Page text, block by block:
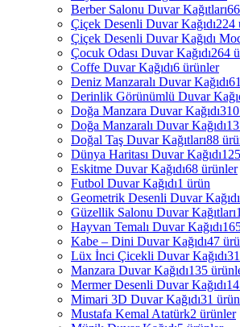
Berber Salonu Duvar Kağıtları
Çiçek Desenli Duvar Kağıdı224
Çiçek Desenli Duvar Kağıdı
Çocuk Odası Duvar Kağıdı264
Coffe Duvar Kağıdı6 ürünler
Deniz Manzaralı Duvar Kağıdı
Derinlik Görünümlü Duvar
Doğa Manzara Duvar Kağıdı
Doğa Manzaralı Duvar Kağıdı
Doğal Taş Duvar Kağıtları88
Dünya Haritası Duvar Kağıdı
Eskitme Duvar Kağıdı68 ürünler
Futbol Duvar Kağıdı1 ürün
Geometrik Desenli Duvar Kağıdı
Güzellik Salonu Duvar Kağıtları
Hayvan Temalı Duvar Kağıdı
Kabe – Dini Duvar Kağıdı47
Lüx İnci Çicekli Duvar Kağıdı
Manzara Duvar Kağıdı135
Mermer Desenli Duvar Kağıdı
Mimari 3D Duvar Kağıdı31
Mustafa Kemal Atatürk2 ürünler